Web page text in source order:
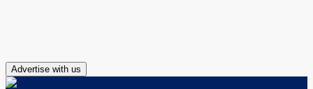
Advertise with us